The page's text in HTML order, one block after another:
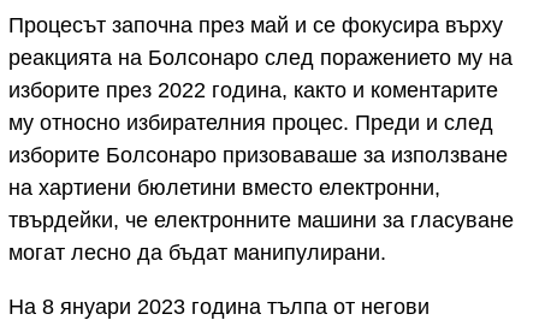
Процесът започна през май и се фокусира върху
реакцията на Болсонаро след поражението му на
изборите през 2022 година, както и коментарите
му относно избирателния процес. Преди и след
изборите Болсонаро призоваваше за използване
на хартиени бюлетини вместо електронни,
твърдейки, че електронните машини за гласуване
могат лесно да бъдат манипулирани.
На 8 януари 2023 година тълпа от негови